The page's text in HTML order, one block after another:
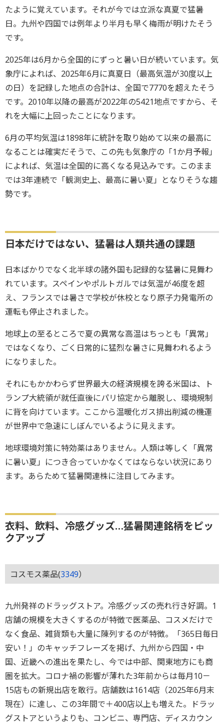
たように覚えています。それが今では立派な真夏で猛暑
日。九州や四国では例年より半月も早く梅雨が明けたそう
です。
2025年は6月から全国的にずっと暑い日が続いています。気
象庁によれば、2025年6月に真夏日（最高気温が30度以上
の日）を記録した地点の合計は、全国で7770を超えたそう
です。2010年以降の最高が2022年の5421地点ですから、そ
れを大幅に上回ったことになります。
6月の平均気温は1898年に統計を取り始めて以来の最高に
なることは確実だそうで、この先も気象庁の「1か月予報」
によれば、気温は全国的に高くなる見込みです。このまま
では3年連続で「観測史上、最高に暑い夏」となりそうな趨
勢です。
日本だけではない、猛暑は人類共通の課題
日本ばかりでなく北半球の諸外国も記録的な猛暑に見舞わ
れています。スペインやポルトガルでは気温が46度を超
え、フランスでは暑さで学校が休校となり原子力発電所の
運転も停止されました。
地球上の至るところで夏の異常な高温はちっとも「異常」
ではなくなり、ごく日常的に猛烈な暑さに見舞われるよう
になりました。
それにもかかわらず世界最大の経済規模を誇る米国は、ト
ランプ大統領が就任直後にパリ協定から離脱し、環境規制
に背を向けています。ここから温暖化ガス排出削減の機運
が世界中で急速にしぼんでいるように見えます。
地球環境対策に特効薬はありません。人類は等しく「異常
に暑い夏」につき合っていかなくてはならない状況にあり
ます。あらためて猛暑関連株に注目してみます。
衣料、飲料、冷感グッズ…猛暑関連銘柄をピッ
クアップ
コスモス薬品(3349）
九州発祥のドラッグストア。冷感グッズの売れ行き好調。1
店舗の規模を大きくするのが特徴で医薬品、コスメだけで
なく食品、雑貨類も大量に陳列するのが特徴。「365日毎日
安い！」のキャッチフレーズを掲げ、九州から四国・中
国、近畿への進出を果たし、今では中部、関東地方にも商
圏を拡大。コロナ禍の影響が薄れた3年前からは毎月10－
15店もの新規出店を敢行。店舗数は1614店（2025年6月末
現在）に達し、この3年間で＋400店以上も増えた。ドラッ
グストアというよりも、コンビニ、専門店、ディスカウン